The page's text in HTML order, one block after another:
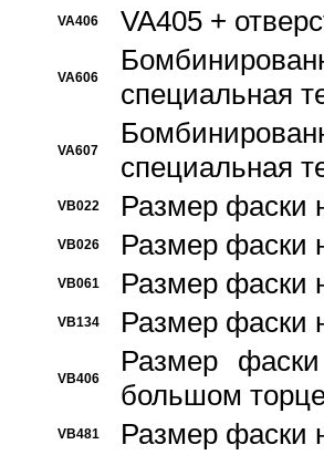
VA406 VA405 +
VA606
специальная
VA607
специальная
VB022 Размер фаски
VB026 Размер фаски
VB061 Размер фаски
VB134 Размер фаски
VB406
Размер
большом
VB481 Размер фаски